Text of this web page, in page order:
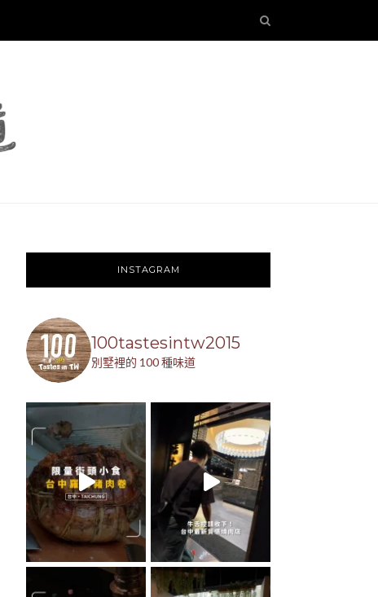
INSTAGRAM
100tastesintw2015
別墅裡的 100 種味道